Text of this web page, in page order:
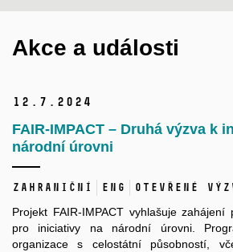
Akce a události
12. 7. 2024
FAIR-IMPACT – Druhá výzva k
národní úrovni
Zahraniční ENG Otevřené
Projekt FAIR-IMPACT vyhlašuje zahájení
pro iniciativy na národní úrovni.
organizace s celostátní působností,